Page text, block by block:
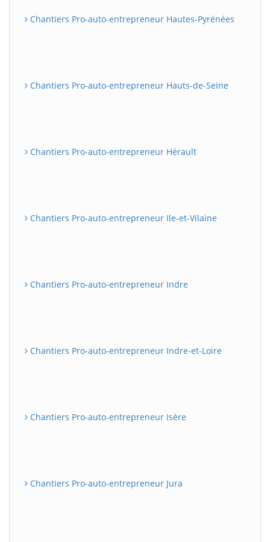
Chantiers Pro-auto-entrepreneur Hautes-Pyrénées
Chantiers Pro-auto-entrepreneur Hauts-de-Seine
Chantiers Pro-auto-entrepreneur Hérault
Chantiers Pro-auto-entrepreneur Ile-et-Vilaine
Chantiers Pro-auto-entrepreneur Indre
Chantiers Pro-auto-entrepreneur Indre-et-Loire
Chantiers Pro-auto-entrepreneur Isère
Chantiers Pro-auto-entrepreneur Jura